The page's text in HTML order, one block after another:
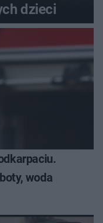
dzieci
woda